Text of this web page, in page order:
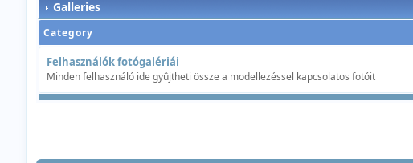
Galleries
Category
Felhasználók fotógalériái
Minden felhasználó ide gyûjtheti össze a modellezéssel kapcsolatos fotóit